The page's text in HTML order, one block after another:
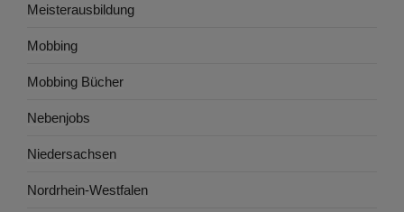
Meisterausbildung
Mobbing
Mobbing Bücher
Nebenjobs
Niedersachsen
Nordrhein-Westfalen